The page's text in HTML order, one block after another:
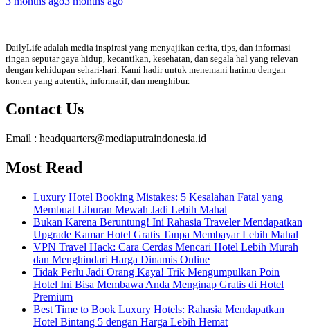
DailyLife adalah media inspirasi yang menyajikan cerita, tips, dan informasi
ringan seputar gaya hidup, kecantikan, kesehatan, dan segala hal yang relevan
dengan kehidupan sehari-hari. Kami hadir untuk menemani harimu dengan
konten yang autentik, informatif, dan menghibur.
Contact Us
Email : headquarters@mediaputraindonesia.id
Most Read
Luxury Hotel Booking Mistakes: 5 Kesalahan Fatal yang
Membuat Liburan Mewah Jadi Lebih Mahal
Bukan Karena Beruntung! Ini Rahasia Traveler Mendapatkan
Upgrade Kamar Hotel Gratis Tanpa Membayar Lebih Mahal
VPN Travel Hack: Cara Cerdas Mencari Hotel Lebih Murah
dan Menghindari Harga Dinamis Online
Tidak Perlu Jadi Orang Kaya! Trik Mengumpulkan Poin
Hotel Ini Bisa Membawa Anda Menginap Gratis di Hotel
Premium
Best Time to Book Luxury Hotels: Rahasia Mendapatkan
Hotel Bintang 5 dengan Harga Lebih Hemat